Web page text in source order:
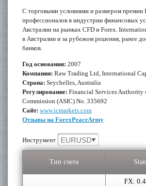
C торговыми условиями и размером премии
профессионалов в индустрии финансовых
Австралии на рынках CFD и Forex.
в Австралии и за рубежом решения, ранее
банков.
Год основания: 2007
Компания: Raw Trading Ltd, International
Страна: Seychelles, Australia
Регулирование: Financial Services Authority
Commission (ASIC) No. 335692
Сайт: www.icmarkets.com
Отзывы на ForexPeaceArmy
Инструмент EURUSD
Тип счета
FX: